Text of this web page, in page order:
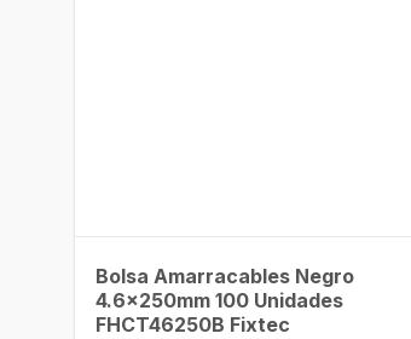
Bolsa Amarracables Negro
4.6x250mm 100 Unidades
FHCT46250B Fixtec